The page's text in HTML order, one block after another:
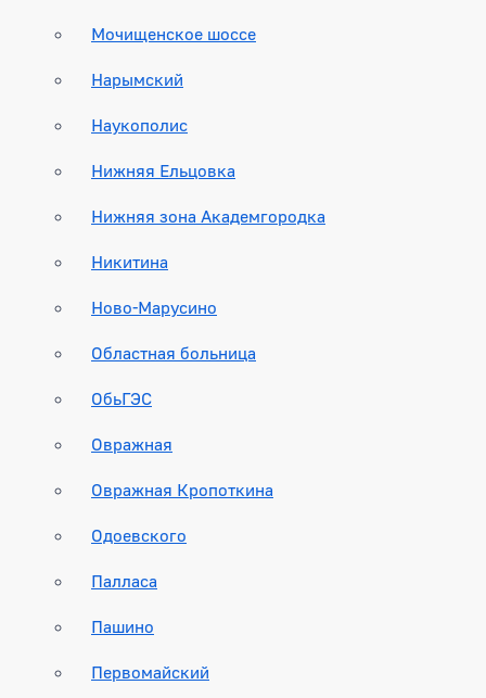
Мочищенское шоссе
Нарымский
Наукополис
Нижняя Ельцовка
Нижняя зона Академгородка
Никитина
Ново-Марусино
Областная больница
ОбьГЭС
Овражная
Овражная Кропоткина
Одоевского
Палласа
Пашино
Первомайский